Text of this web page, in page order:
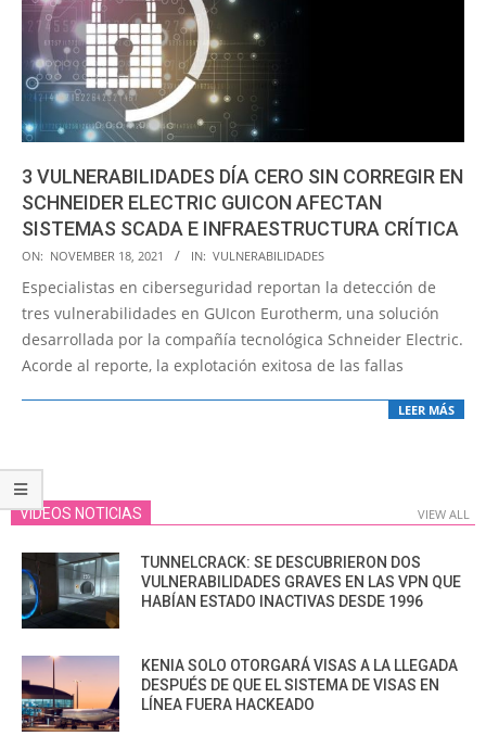
3 VULNERABILIDADES DÍA CERO SIN CORREGIR EN
SCHNEIDER ELECTRIC GUICON AFECTAN
SISTEMAS SCADA E INFRAESTRUCTURA CRÍTICA
2021-
11-
18
ON: NOVEMBER 18, 2021 IN: VULNERABILIDADES
Especialistas en ciberseguridad reportan la detección de
tres vulnerabilidades en GUIcon Eurotherm, una solución
desarrollada por la compañía tecnológica Schneider Electric.
Acorde al reporte, la explotación exitosa de las fallas
LEER MÁS
VIDEOS NOTICIAS VIEW ALL
TUNNELCRACK: SE DESCUBRIERON DOS
VULNERABILIDADES GRAVES EN LAS VPN QUE
HABÍAN ESTADO INACTIVAS DESDE 1996
KENIA SOLO OTORGARÁ VISAS A LA LLEGADA
DESPUÉS DE QUE EL SISTEMA DE VISAS EN
LÍNEA FUERA HACKEADO